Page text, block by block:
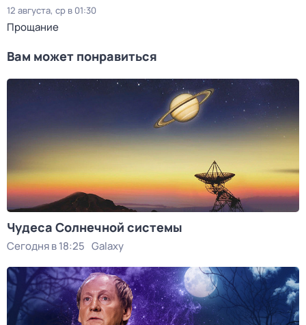
12 августа, ср в 01:30
Прощание
Вам может понравиться
Чудеса Солнечной системы
Сегодня в 18:25 Galaxy